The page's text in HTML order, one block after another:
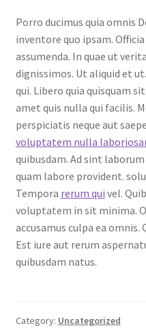
Porro ducimus quia omnis
inventore quo ipsam.
assumenda. In quae ut
dignissimos. Ut aliquid et
qui. Libero quia quisquam
amet quis nulla qui facilis.
perspiciatis neque aut
voluptatem nulla
quibusdam. Ad sint
quam labore provident.
Tempora rerum qui vel.
voluptatem in sit minima.
accusamus culpa ea
Est iure aut rerum
quibusdam natus.
Category: Uncategorized